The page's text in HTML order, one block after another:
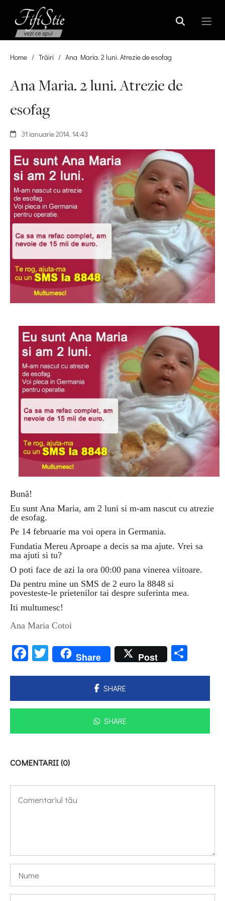
Home / Trăiri / Ana Maria. 2 luni. Atrezie de esofag
Ana Maria. 2 luni. Atrezie de
esofag
31 ianuarie 2014, 14:43
Bună!
Eu sunt Ana Maria, am 2 luni si m-am nascut cu atrezie
de esofag.
Pe 14 februarie ma voi opera in Germania.
Fundatia Mereu Aproape a decis sa ma ajute. Vrei sa
ma ajuti si tu?
O poti face de azi la ora 00:00 pana vinerea viitoare.
Da pentru mine un SMS de 2 euro la 8848 si
povesteste-le prietenilor tai despre suferinta mea.
Iti multumesc!
Ana Maria Cotoi
Facebook
Twitter
Share Post
SHARE
SHARE
COMENTARII (0)